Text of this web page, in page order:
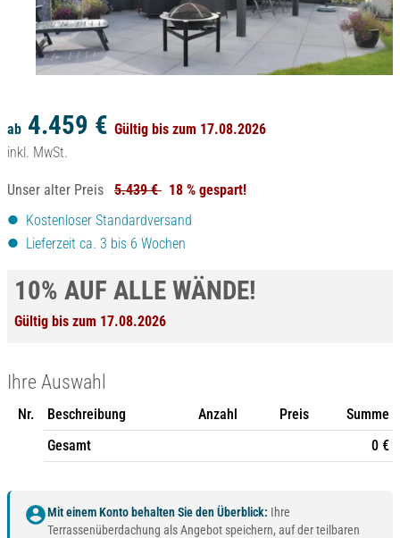
ab 4.459 € Gültig bis zum 17.08.2026
inkl. MwSt.
Unser alter Preis 5.439 € 18 % gespart!
Kostenloser Standardversand
Lieferzeit ca. 3 bis 6 Wochen
10% AUF ALLE WÄNDE!
Gültig bis zum 17.08.2026
Ihre Auswahl
Nr. Beschreibung Anzahl Preis
Summe
Gesamt
0 €
account_circleMit einem Konto behalten Sie den Überblick: Ihre
Terrassenüberdachung als Angebot speichern, auf der teilbaren